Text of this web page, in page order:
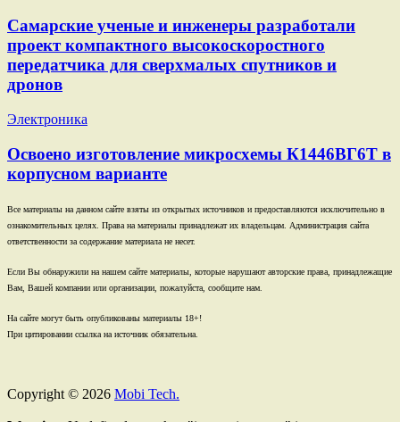
Самарские ученые и инженеры разработали
проект компактного высокоскоростного
передатчика для сверхмалых спутников и
дронов
Электроника
Освоено изготовление микросхемы К1446ВГ6Т в
корпусном варианте
Все материалы на данном сайте взяты из открытых источников и предоставляются исключительно в
ознакомительных целях. Права на материалы принадлежат их владельцам. Администрация сайта
ответственности за содержание материала не несет.
Если Вы обнаружили на нашем сайте материалы, которые нарушают авторские права, принадлежащие
Вам, Вашей компании или организации, пожалуйста, сообщите нам.
На сайте могут быть опубликованы материалы 18+!
При цитировании ссылка на источник обязательна.
Copyright © 2026 Mobi Tech.